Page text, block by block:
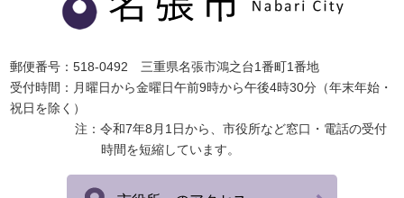
郵便番号：518-0492 三重県名張市鴻之台1番町1番地
受付時間：月曜日から金曜日午前9時から午後4時30分（年末年始・
祝日を除く）
注：令和7年8月1日から、市役所など窓口・電話の受付
時間を短縮しています。